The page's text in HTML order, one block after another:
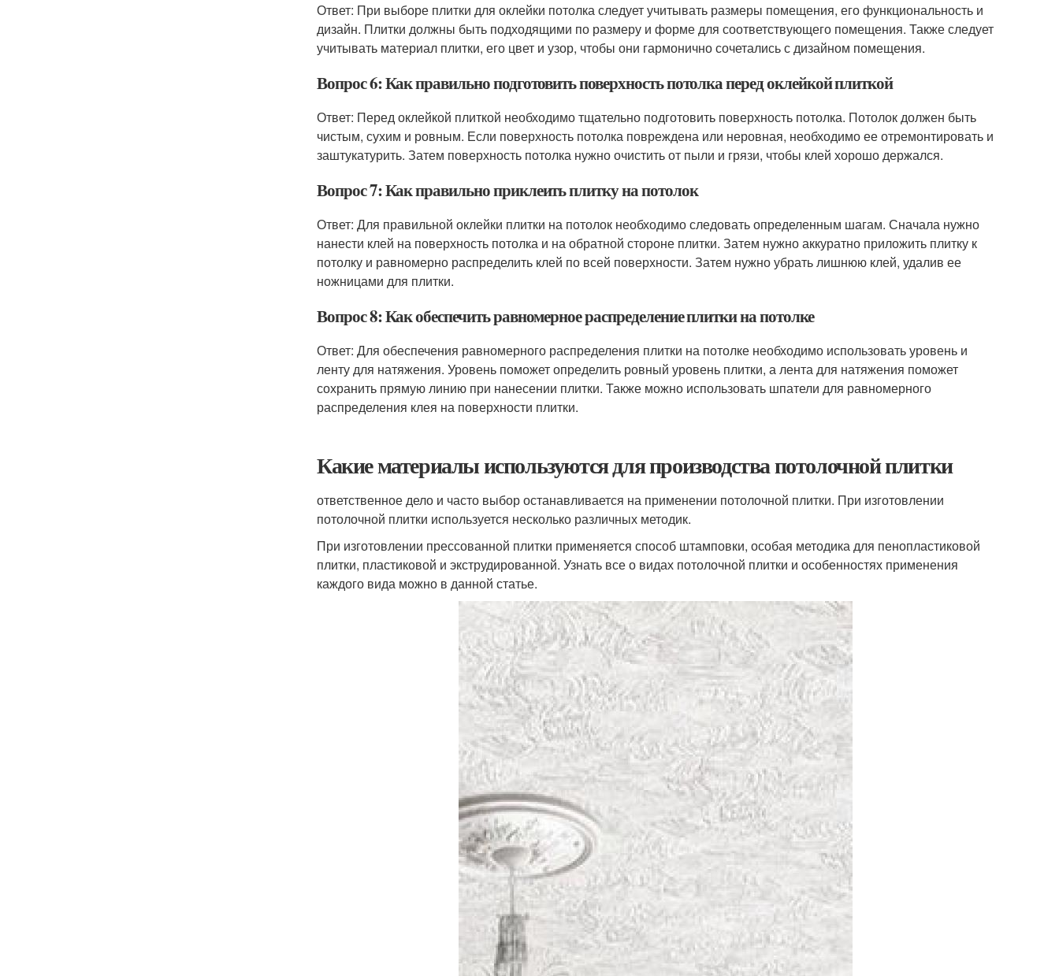
Ответ: При выборе плитки для оклейки потолка следует учитывать размеры помещения, его функциональность и
дизайн. Плитки должны быть подходящими по размеру и форме для соответствующего помещения. Также следует
учитывать материал плитки, его цвет и узор, чтобы они гармонично сочетались с дизайном помещения.
Вопрос 6: Как правильно подготовить поверхность потолка перед оклейкой плиткой
Ответ: Перед оклейкой плиткой необходимо тщательно подготовить поверхность потолка. Потолок должен быть
чистым, сухим и ровным. Если поверхность потолка повреждена или неровная, необходимо ее отремонтировать и
заштукатурить. Затем поверхность потолка нужно очистить от пыли и грязи, чтобы клей хорошо держался.
Вопрос 7: Как правильно приклеить плитку на потолок
Ответ: Для правильной оклейки плитки на потолок необходимо следовать определенным шагам. Сначала нужно
нанести клей на поверхность потолка и на обратной стороне плитки. Затем нужно аккуратно приложить плитку к
потолку и равномерно распределить клей по всей поверхности. Затем нужно убрать лишнюю клей, удалив ее
ножницами для плитки.
Вопрос 8: Как обеспечить равномерное распределение плитки на потолке
Ответ: Для обеспечения равномерного распределения плитки на потолке необходимо использовать уровень и
ленту для натяжения. Уровень поможет определить ровный уровень плитки, а лента для натяжения поможет
сохранить прямую линию при нанесении плитки. Также можно использовать шпатели для равномерного
распределения клея на поверхности плитки.
Какие материалы используются для производства потолочной плитки
ответственное дело и часто выбор останавливается на применении потолочной плитки. При изготовлении
потолочной плитки используется несколько различных методик.
При изготовлении прессованной плитки применяется способ штамповки, особая методика для пенопластиковой
плитки, пластиковой и экструдированной. Узнать все о видах потолочной плитки и особенностях применения
каждого вида можно в данной статье.